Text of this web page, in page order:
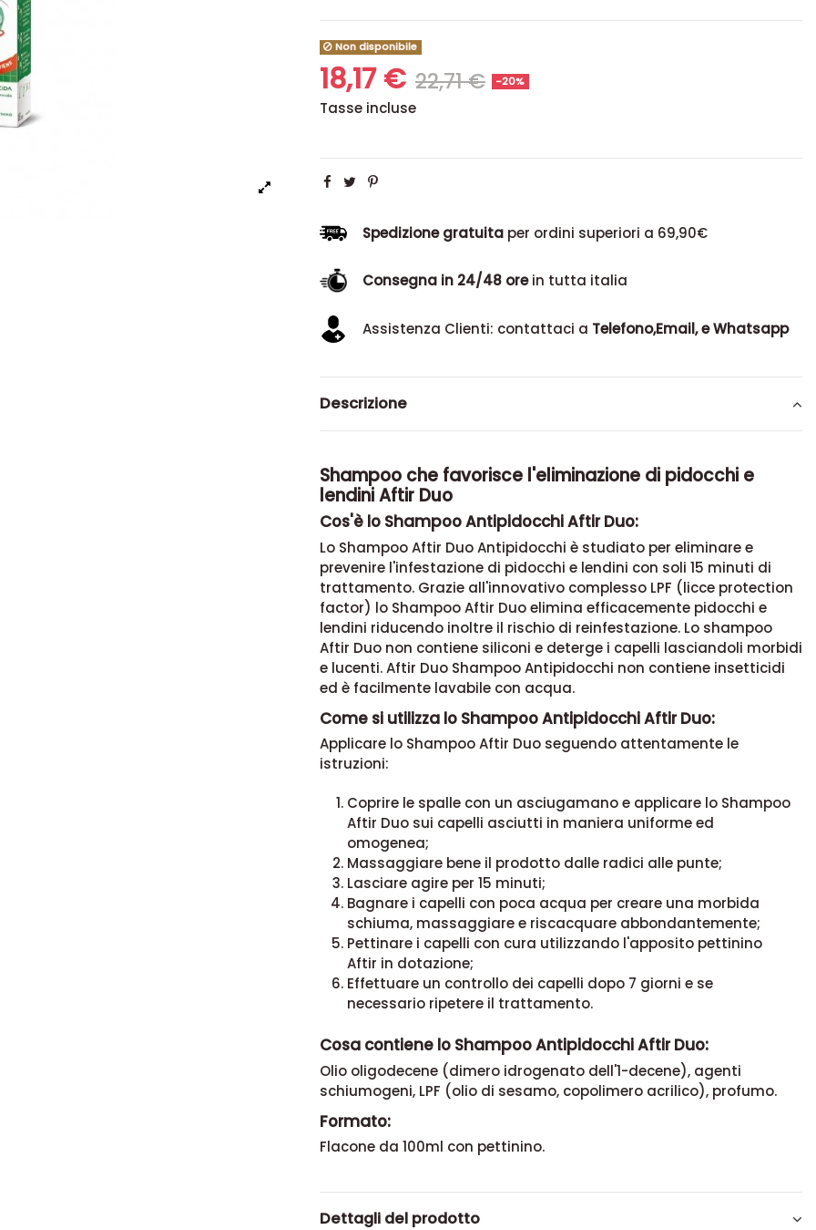
Non disponibile
18,17 € 22,71 € -20%
Tasse incluse
Spedizione gratuitaper ordini superiori a 69,90€
Consegna in 24/48 orein tutta italia
Assistenza Clienti: contattaci a Telefono,Email, e Whatsapp
Descrizione
Shampoo che favorisce l'eliminazione di pidocchi e
lendini Aftir Duo
Cos'è lo Shampoo Antipidocchi Aftir Duo:
Lo Shampoo Aftir Duo Antipidocchi è studiato per eliminare e
prevenire l'infestazione di pidocchi e lendini con soli 15 minuti di
trattamento. Grazie all'innovativo complesso LPF (licce protection
factor) lo Shampoo Aftir Duo elimina efficacemente pidocchi e
lendini riducendo inoltre il rischio di reinfestazione. Lo shampoo
Aftir Duo non contiene siliconi e deterge i capelli lasciandoli morbidi
e lucenti. Aftir Duo Shampoo Antipidocchi non contiene insetticidi
ed è facilmente lavabile con acqua.
Come si utilizza lo Shampoo Antipidocchi Aftir Duo:
Applicare lo Shampoo Aftir Duo seguendo attentamente le
istruzioni:
Coprire le spalle con un asciugamano e applicare lo Shampoo
Aftir Duo sui capelli asciutti in maniera uniforme ed
omogenea;
Massaggiare bene il prodotto dalle radici alle punte;
Lasciare agire per 15 minuti;
Bagnare i capelli con poca acqua per creare una morbida
schiuma, massaggiare e riscacquare abbondantemente;
Pettinare i capelli con cura utilizzando l'apposito pettinino
Aftir in dotazione;
Effettuare un controllo dei capelli dopo 7 giorni e se
necessario ripetere il trattamento.
Cosa contiene lo Shampoo Antipidocchi Aftir Duo:
Olio oligodecene (dimero idrogenato dell'1-decene), agenti
schiumogeni, LPF (olio di sesamo, copolimero acrilico), profumo.
Formato:
Flacone da 100ml con pettinino.
Dettagli del prodotto